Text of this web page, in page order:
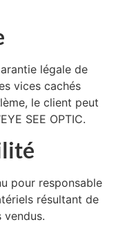
légale de
vices cachés
le client peut
SEE OPTIC.
pour responsable
résultant de
vendus.